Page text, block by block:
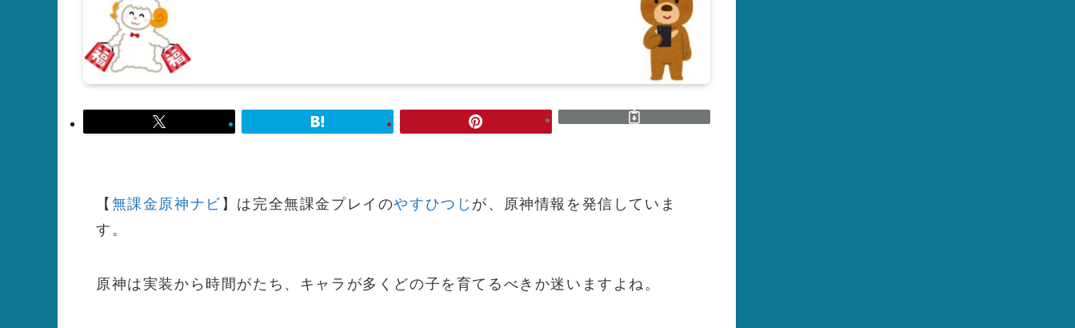
【 無課金原神ナビ 】は完全無課金プレイのやすひつじ が、原神情報を発信していま
す。
原神は実装から時間がたち、キャラが多くどの子を育てるべきか迷いますよね。